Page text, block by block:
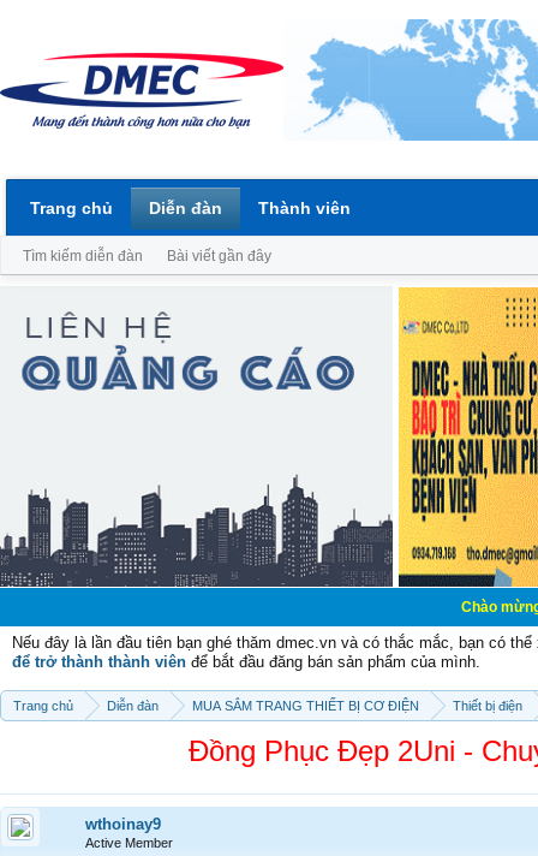
Chào mừng các bạn
Nếu đây là lần đầu tiên bạn ghé thăm dmec.vn và có thắc mắc, bạn có
để trở thành thành viên để bắt đầu đăng bán sản phẩm của mình.
Trang chủ Diễn đàn MUA SẮM TRANG THIẾT BỊ CƠ ĐIỆN Thiết bị điện
Đồng Phục Đẹp 2Uni -
wthoinay9
Active Member
Trang chủ Diễn đàn
Tìm kiếm diễn đàn Bài viết gần đây
Thành viên